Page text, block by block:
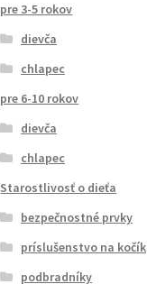
pre 3-5 rokov
dievča
chlapec
pre 6-10 rokov
dievča
chlapec
Starostlivosť o dieťa
bezpečnostné prvky
príslušenstvo na kočík
podbradníky